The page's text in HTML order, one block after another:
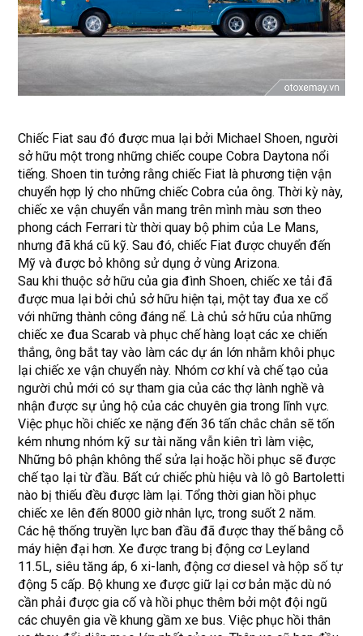
Chiếc Fiat sau đó được mua lại bởi Michael Shoen, người
sở hữu một trong những chiếc coupe Cobra Daytona nổi
tiếng. Shoen tin tưởng rằng chiếc Fiat là phương tiện vận
chuyển hợp lý cho những chiếc Cobra của ông. Thời kỳ này,
chiếc xe vận chuyển vẫn mang trên mình màu sơn theo
phong cách Ferrari từ thời quay bộ phim của Le Mans,
nhưng đã khá cũ kỹ. Sau đó, chiếc Fiat được chuyển đến
Mỹ và được bỏ không sử dụng ở vùng Arizona.
Sau khi thuộc sở hữu của gia đình Shoen, chiếc xe tải đã
được mua lại bởi chủ sở hữu hiện tại, một tay đua xe cổ
với những thành công đáng nể. Là chủ sở hữu của những
chiếc xe đua Scarab và phục chế hàng loạt các xe chiến
thắng, ông bắt tay vào làm các dự án lớn nhằm khôi phục
lại chiếc xe vận chuyển này. Nhóm cơ khí và chế tạo của
người chủ mới có sự tham gia của các thợ lành nghề và
nhận được sự ủng hộ của các chuyên gia trong lĩnh vực.
Việc phục hồi chiếc xe nặng đến 36 tấn chắc chắn sẽ tốn
kém nhưng nhóm kỹ sư tài năng vẫn kiên trì làm việc,
Những bô phận không thể sửa lại hoặc hồi phục sẽ được
chế tạo lại từ đầu. Bất cứ chiếc phù hiệu và lô gô Bartoletti
nào bị thiếu đều được làm lại. Tổng thời gian hồi phục
chiếc xe lên đến 8000 giờ nhân lực, trong suốt 2 năm.
Các hệ thống truyền lực ban đầu đã được thay thế bằng cỗ
máy hiện đại hơn. Xe được trang bị động cơ Leyland
11.5L, siêu tăng áp, 6 xi-lanh, động cơ diesel và hộp số tự
động 5 cấp. Bộ khung xe được giữ lại cơ bản mặc dù nó
cần phải được gia cố và hồi phục thêm bởi một đội ngũ
các chuyên gia về khung gầm xe bus. Việc phục hồi thân